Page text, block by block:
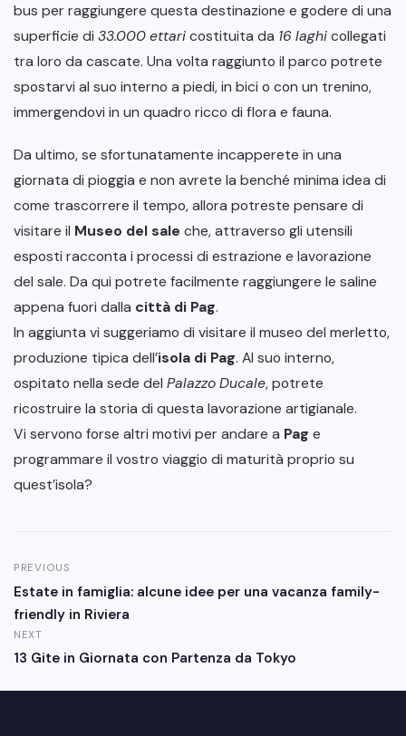
bus per raggiungere questa destinazione e godere di una
superficie di 33.000 ettaricostituita da 16 laghicollegati
tra loro da cascate. Una volta raggiunto il parco potrete
spostarvi al suo interno a piedi, in bici o con un trenino,
immergendovi in un quadro ricco di flora e fauna.
Da ultimo, se sfortunatamente incapperete in una
giornata di pioggia e non avrete la benché minima idea di
come trascorrere il tempo, allora potreste pensare di
visitare il Museo del sale che, attraverso gli utensili
esposti racconta i processi di estrazione e lavorazione
del sale. Da qui potrete facilmente raggiungere le saline
appena fuori dalla città di Pag.
In aggiunta vi suggeriamo di visitare il museo del merletto,
produzione tipica dell’isola di Pag. Al suo interno,
ospitato nella sede del Palazzo Ducale, potrete
ricostruire la storia di questa lavorazione artigianale.
Vi servono forse altri motivi per andare a Pag e
programmare il vostro viaggio di maturità proprio su
quest’isola?
PREVIOUS
Estate in famiglia: alcune idee per una vacanza family-
friendly in Riviera
NEXT
13 Gite in Giornata con Partenza da Tokyo